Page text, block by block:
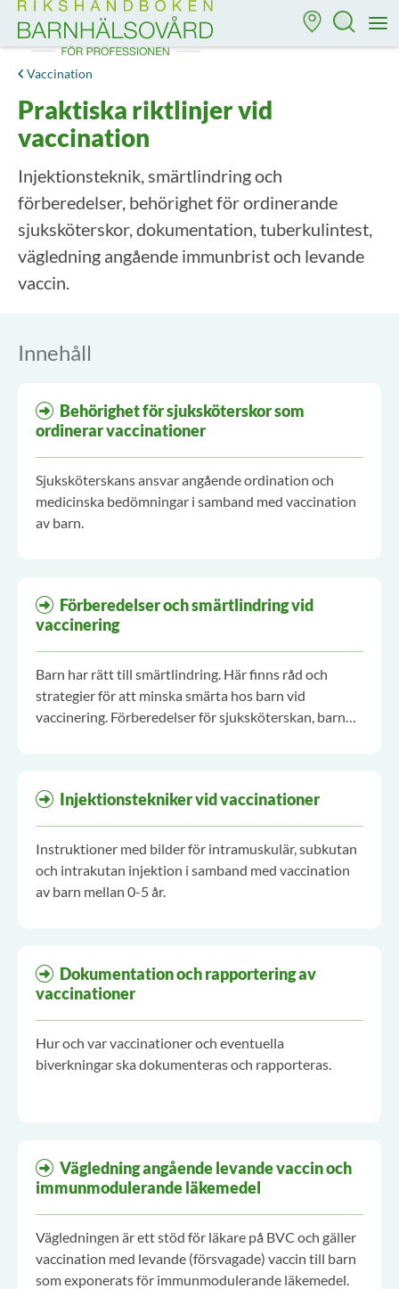
Till startsidan för Rikshandboken i barnhälsovård
Vaccination
Praktiska riktlinjer vid
vaccination
Injektionsteknik, smärtlindring och
förberedelser, behörighet för ordinerande
sjuksköterskor, dokumentation, tuberkulintest,
vägledning angående immunbrist och levande
vaccin.
Innehåll
Behörighet för sjuksköterskor som
ordinerar vaccinationer
Sjuksköterskans ansvar angående ordination och
medicinska bedömningar i samband med vaccination
av barn.
Förberedelser och smärtlindring vid
vaccinering
Barn har rätt till smärtlindring. Här finns råd och
strategier för att minska smärta hos barn vid
vaccinering. Förberedelser för sjuksköterskan, barn
Injektionstekniker vid vaccinationer
Instruktioner med bilder för intramuskulär, subkutan
och intrakutan injektion i samband med vaccination
av barn mellan 0-5 år.
Dokumentation och rapportering av
vaccinationer
Hur och var vaccinationer och eventuella
biverkningar ska dokumenteras och rapporteras.
Vägledning angående levande vaccin och
immunmodulerande läkemedel
Vägledningen är ett stöd för läkare på BVC och gäller
vaccination med levande (försvagade) vaccin till barn
som exponerats för immunmodulerande läkemedel.